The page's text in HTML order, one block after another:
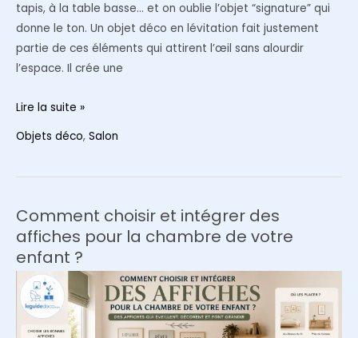
tapis, à la table basse… et on oublie l’objet “signature” qui
donne le ton. Un objet déco en lévitation fait justement
partie de ces éléments qui attirent l’œil sans alourdir
l’espace. Il crée une
Comment
objet
lévitation
apporte
modernité
et
élégance
à
votre
Lire la suite »
Objets déco, Salon
Comment choisir et intégrer des
affiches pour la chambre de votre
enfant ?